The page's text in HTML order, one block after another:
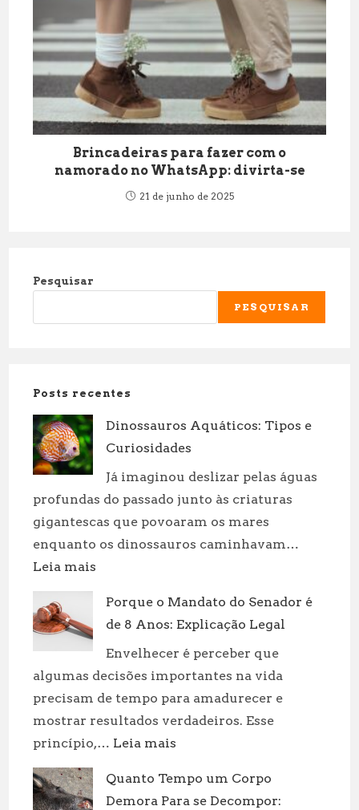
Brincadeiras para fazer com o
namorado no WhatsApp: divirta-se
21 de junho de 2025
Pesquisar
PESQUISAR
Posts recentes
Dinossauros Aquáticos: Tipos e
Curiosidades
Já imaginou deslizar pelas águas
profundas do passado junto às criaturas
gigantescas que povoaram os mares
enquanto os dinossauros caminhavam…
Leia mais
Aquáticos:
Tipos
Porque o Mandato do Senador é
de 8 Anos: Explicação Legal
Envelhecer é perceber que
algumas decisões importantes na vida
precisam de tempo para amadurecer e
mostrar resultados verdadeiros. Esse
princípio,… Leia mais
o
Mandato
Quanto Tempo um Corpo
Demora Para se Decompor: